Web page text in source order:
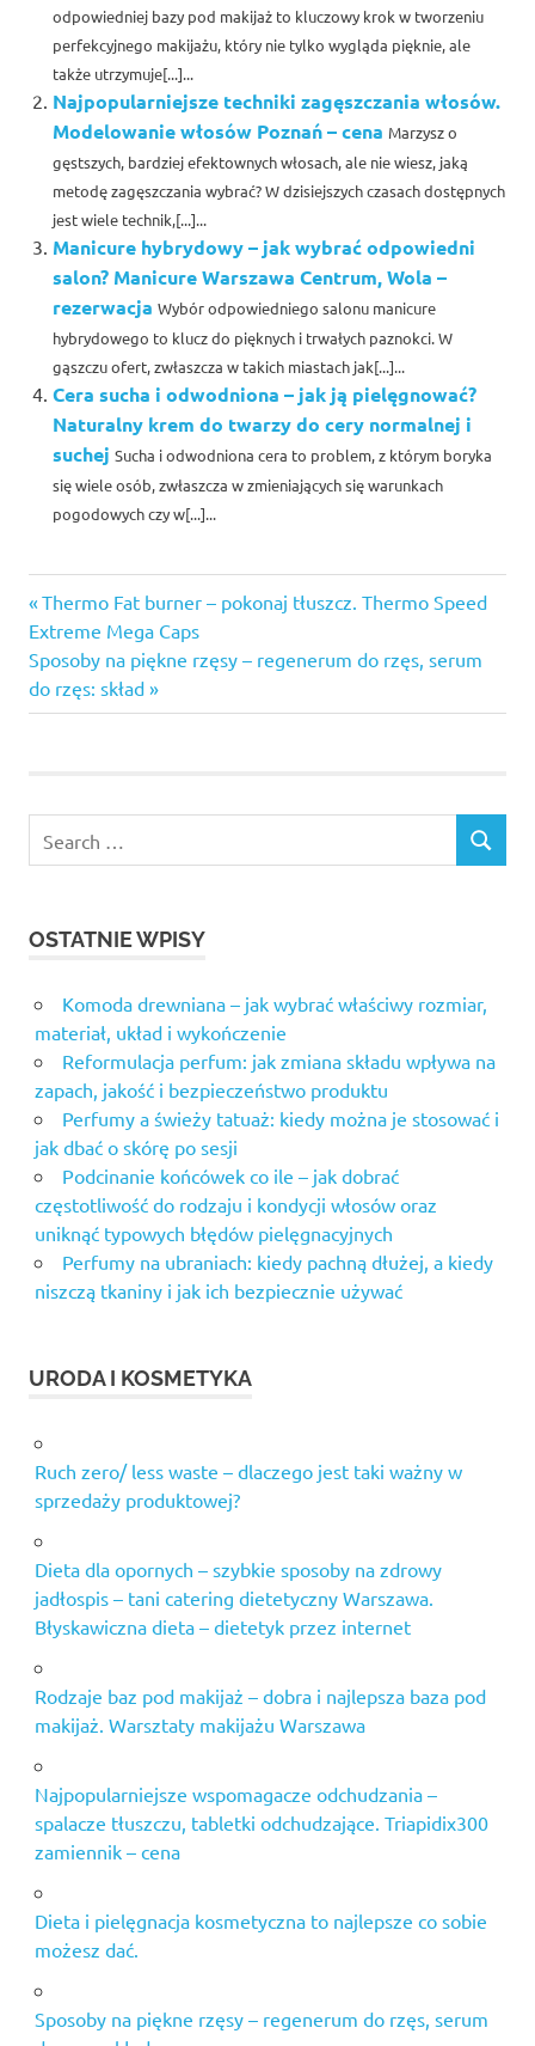
odpowiedniej bazy pod makijaż to kluczowy krok w tworzeniu
perfekcyjnego makijażu, który nie tylko wygląda pięknie, ale
także utrzymuje[...]...
Najpopularniejsze techniki zagęszczania włosów.
Modelowanie włosów Poznań – cena Marzysz o
gęstszych, bardziej efektownych włosach, ale nie wiesz, jaką
metodę zagęszczania wybrać? W dzisiejszych czasach dostępnych
jest wiele technik,[...]...
Manicure hybrydowy – jak wybrać odpowiedni
salon? Manicure Warszawa Centrum, Wola –
rezerwacja Wybór odpowiedniego salonu manicure
hybrydowego to klucz do pięknych i trwałych paznokci. W
gąszczu ofert, zwłaszcza w takich miastach jak[...]...
Cera sucha i odwodniona – jak ją pielęgnować?
Naturalny krem do twarzy do cery normalnej i
suchej Sucha i odwodniona cera to problem, z którym boryka
się wiele osób, zwłaszcza w zmieniających się warunkach
pogodowych czy w[...]...
berry
900
opinie
dobra
internetowy
sklep z
kosmetykami
brwi
do
włosów
naturalny
krem do
twarzy
do cery
suchej
odchudzanie
spalacze
tłuszczu
olejek
olejek
włosów
zapachowe
regenerum
do rzęs
skład
tani
catering
dietetyczny
warszawa
odmładzające
warszawa
zmarszczki
mimiczne
Nawigacja
wpisu
Previous
Post:
Thermo Fat burner – pokonaj tłuszcz. Thermo Speed
Extreme Mega Caps
Next
Post:
Sposoby na piękne rzęsy – regenerum do rzęs, serum
do rzęs: skład
OSTATNIE WPISY
Komoda drewniana – jak wybrać właściwy rozmiar,
materiał, układ i wykończenie
Reformulacja perfum: jak zmiana składu wpływa na
zapach, jakość i bezpieczeństwo produktu
Perfumy a świeży tatuaż: kiedy można je stosować i
jak dbać o skórę po sesji
Podcinanie końcówek co ile – jak dobrać
częstotliwość do rodzaju i kondycji włosów oraz
uniknąć typowych błędów pielęgnacyjnych
Perfumy na ubraniach: kiedy pachną dłużej, a kiedy
niszczą tkaniny i jak ich bezpiecznie używać
URODA I KOSMETYKA
Ruch zero/ less waste – dlaczego jest taki ważny w
sprzedaży produktowej?
Dieta dla opornych – szybkie sposoby na zdrowy
jadłospis – tani catering dietetyczny Warszawa.
Błyskawiczna dieta – dietetyk przez internet
Rodzaje baz pod makijaż – dobra i najlepsza baza pod
makijaż. Warsztaty makijażu Warszawa
Najpopularniejsze wspomagacze odchudzania –
spalacze tłuszczu, tabletki odchudzające. Triapidix300
zamiennik – cena
Dieta i pielęgnacja kosmetyczna to najlepsze co sobie
możesz dać.
Sposoby na piękne rzęsy – regenerum do rzęs, serum